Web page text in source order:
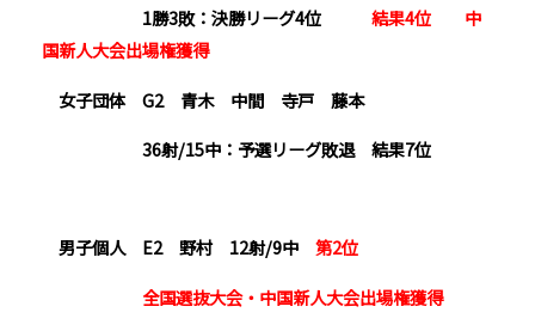
1勝3敗：決勝リーグ4位 結果4位 中
国新人大会出場権獲得
女子団体 G2 青木 中間 寺戸 藤本
36射/15中：予選リーグ敗退 結果7位
男子個人 E2 野村 12射/9中 第2位
全国選抜大会・中国新人大会出場権獲得